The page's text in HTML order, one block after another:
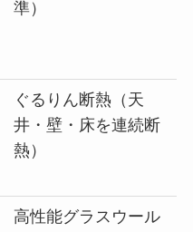
準）
ぐるりん断熱（天
井・壁・床を連続断
熱）
高性能グラスウール